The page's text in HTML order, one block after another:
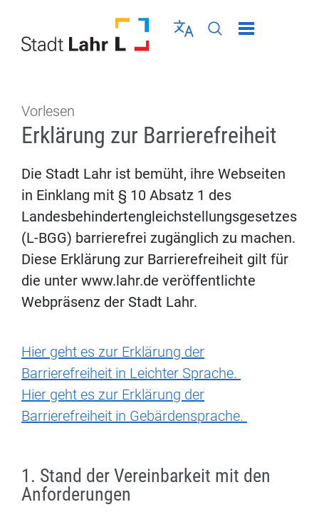
Sprache wählen
Seiten-Suche
Menü schließen
Vorlesen
Erklärung zur Barrierefreiheit
Die Stadt Lahr ist bemüht, ihre Webseiten
in Einklang mit § 10 Absatz 1 des
Landesbehindertengleichstellungsgesetzes
(L-BGG) barrierefrei zugänglich zu machen.
Diese Erklärung zur Barrierefreiheit gilt für
die unter www.lahr.de veröffentlichte
Webpräsenz der Stadt Lahr.
Hier geht es zur Erklärung der
Barrierefreiheit in Leichter Sprache.
Hier geht es zur Erklärung der
Barrierefreiheit in Gebärdensprache.
1. Stand der Vereinbarkeit mit den
Anforderungen